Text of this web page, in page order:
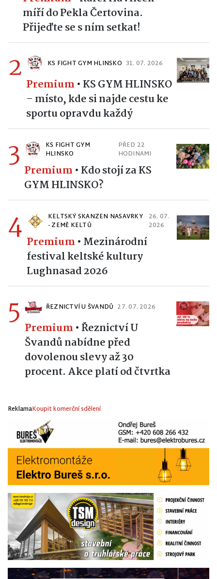
míří do Pekla Čertovina.
Přijeďte se s ním setkat!
2 KS FIGHT GYM HLINSKO 31. 07. 2026
Premium • KS GYM HLINSKO
– místo, kde si najde cestu ke
sportu opravdu každý
3
KS FIGHT GYM
HLINSKO
PŘED 22
HODINAMI
Premium • Kdo stojí za KS
GYM HLINSKO?
4
KELTSKÝ SKANZEN NASAVRKY
- ZEMĚ KELTŮ
26. 07.
2026
Premium • Mezinárodní
festival keltské kultury
Lughnasad 2026
5 ŘEZNICTVÍ U ŠVANDŮ 27. 07. 2026
Premium •Řeznictví U
Švandů nabídne před
dovolenou slevy až 30
procent. Akce platí od čtvrtka
ReklamaKoupit komerční sdělení